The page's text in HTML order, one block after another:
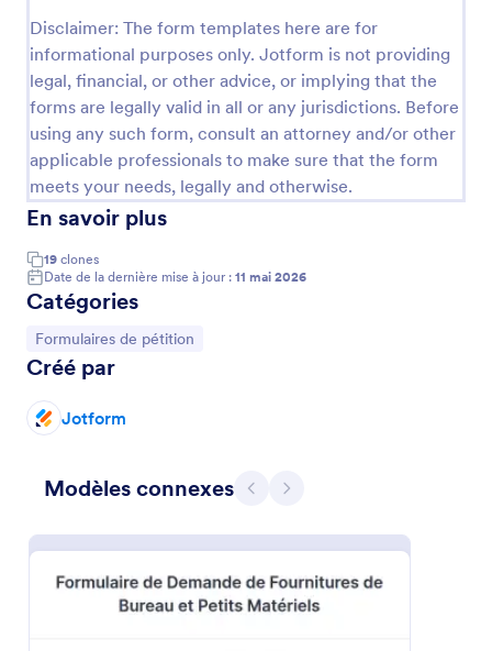
Disclaimer: The form templates here are for
informational purposes only. Jotform is not providing
legal, financial, or other advice, or implying that the
forms are legally valid in all or any jurisdictions. Before
using any such form, consult an attorney and/or other
applicable professionals to make sure that the form
meets your needs, legally and otherwise.
En savoir plus
19 clones
Date de la dernière mise à jour : 11 mai 2026
Catégories
Accéder à la catégorie :
Formulaires de pétition
Créé par
Jotform
Modèles connexes Précédent
Suivant
au gens de signer électroniquement la pétition avec
la souris. Vous pouvez aussi utiliser les Rapports
HTML pour intégrer les signatures de cette pétition
électronique dans votre site. Utilisez ce modèle de
pétition en ligne et permettez à tous de facilement
signer et rejoindre votre pétition ! Utilisez Jotform
pour <a href="https://www.jotform.com/petition-
maker/" target="_blank">créer vos pétitions en
ligne</a> facilement.
Go to Category:
Formulaires de pétition
Utiliser le modèle
Prévisualiser